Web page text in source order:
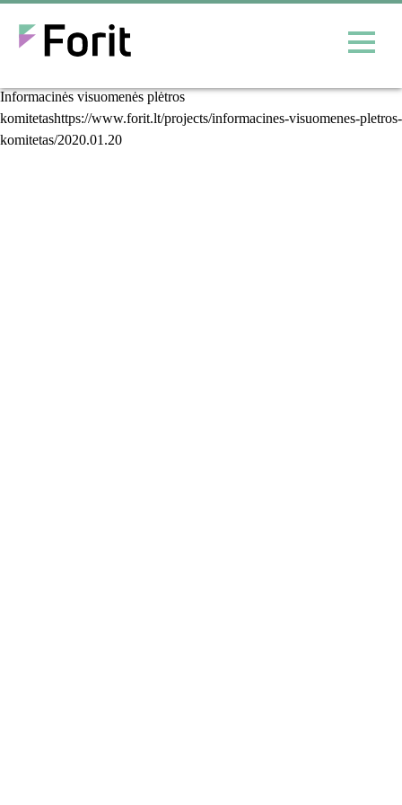
Informacinės visuomenės plėtros
komitetas
Informacinės visuomenės plėtros
komitetashttps://www.forit.lt/projects/informacines-visuomenes-pletros-
komitetas/2020.01.20